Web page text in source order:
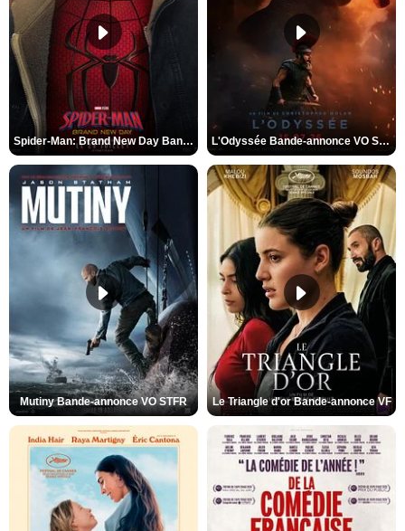
Spider-Man: Brand New Day Bande-annonce VO STFR L'Odyssée Bande-annonce VO STFR
Mutiny Bande-annonce VO STFR Le Triangle d'or Bande-annonce VF